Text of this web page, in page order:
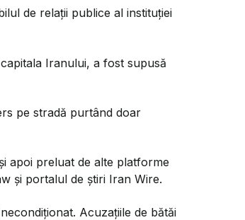
de relații publice al instituției
Iranului, a fost supusă
pe stradă purtând doar
apoi preluat de alte platforme
și portalul de știri Iran Wire.
Acuzaţiile de bătăi